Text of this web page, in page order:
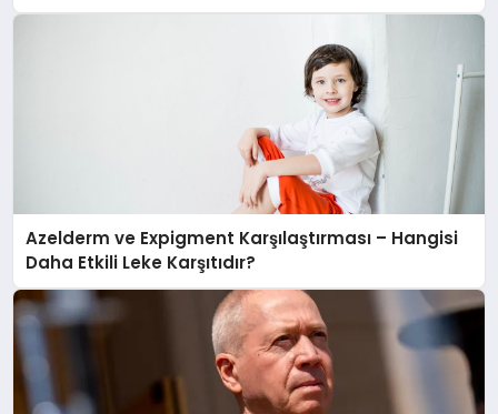
Azelderm ve Expigment Karşılaştırması – Hangisi
Daha Etkili Leke Karşıtıdır?